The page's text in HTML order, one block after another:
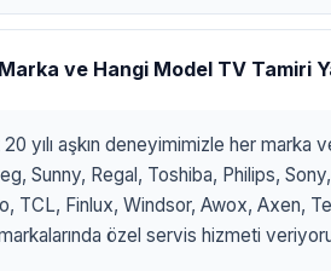
ve Hangi Model TV Tamiri
yılı aşkın deneyimimizle her marka
Sunny, Regal, Toshiba, Philips,
TCL, Finlux, Windsor, Awox, Axen,
özel servis hizmeti